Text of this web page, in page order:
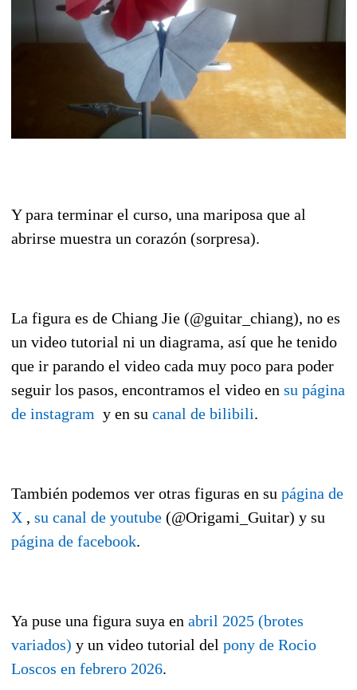
Y para terminar el curso, una mariposa que al
abrirse muestra un corazón (sorpresa).
La figura es de Chiang Jie (@guitar_chiang), no es
un video tutorial ni un diagrama, así que he tenido
que ir parando el video cada muy poco para poder
seguir los pasos, encontramos el video en su página
de instagram y en su canal de bilibili.
También podemos ver otras figuras en su página de
X , su canal de youtube (@Origami_Guitar) y su
página de facebook.
Ya puse una figura suya en abril 2025 (brotes
variados) y un video tutorial del pony de Rocio
Loscos en febrero 2026.